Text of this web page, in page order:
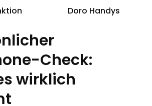
Doro Handys
Check:
wirklich